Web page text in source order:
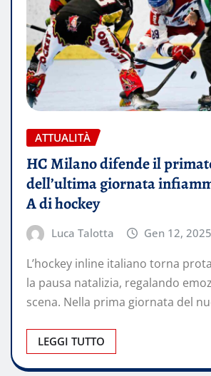
ATTUALITÀ
HC Milano difende il
dell’ultima giornata
A di hockey
Luca Talotta Gen 12, 2025
L’hockey inline italiano torna
la pausa natalizia, regalando
scena. Nella prima giornata del
LEGGI TUTTO